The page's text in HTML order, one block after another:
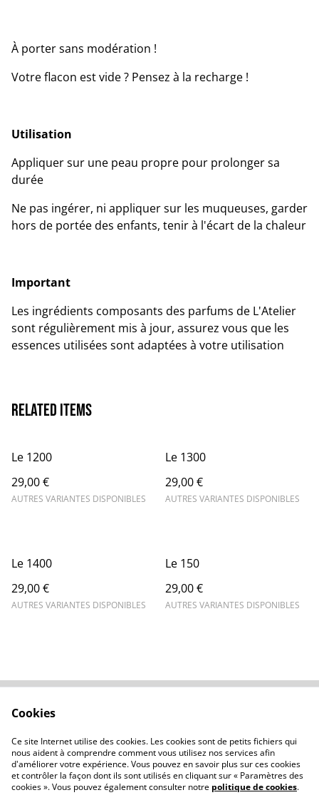
À porter sans modération !
Votre flacon est vide ? Pensez à la recharge !
Utilisation
Appliquer sur une peau propre pour prolonger sa
durée
Ne pas ingérer, ni appliquer sur les muqueuses, garder
hors de portée des enfants, tenir à l'écart de la chaleur
Important
Les ingrédients composants des parfums de L'Atelier
sont régulièrement mis à jour, assurez vous que les
essences utilisées sont adaptées à votre utilisation
Related items
Le 1200
29,00 €
AUTRES VARIANTES DISPONIBLES
Le 1300
29,00 €
AUTRES VARIANTES DISPONIBLES
Le 1400
29,00 €
AUTRES VARIANTES DISPONIBLES
Le 150
29,00 €
AUTRES VARIANTES DISPONIBLES
Politique de
confidentialité
Politique de cookies
Cookies
Ce site Internet utilise des cookies. Les cookies sont de petits fichiers qui
nous aident à comprendre comment vous utilisez nos services afin
d'améliorer votre expérience. Vous pouvez en savoir plus sur ces cookies
et contrôler la façon dont ils sont utilisés en cliquant sur « Paramètres des
cookies ». Vous pouvez également consulter notre politique de cookies.